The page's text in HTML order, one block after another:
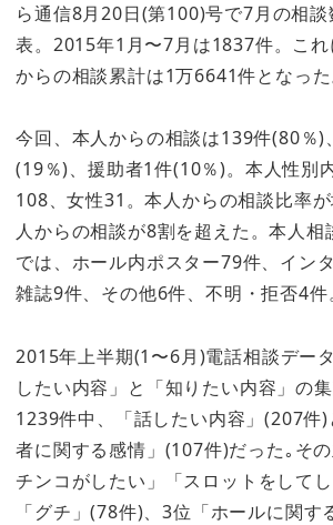
ら通信8月20日(第100)号で7月の相
表。2015年1月〜7月は1837件。こ
からの相談累計は1万6641件となった
今回、本人からの相談は139件(80％)
(19％)、援助者1件(10％)。本人性別
108、女性31。本人からの相談比率
人からの相談が8割を超えた。本人
では、ホール内ポスター79件、イン
雑誌9件、その他6件、不明・拒否4件
2015年上半期(1〜6月)電話相談デー
したい内容」と「知りたい内容」の
1239件中、「話したい内容」(207件
者に関する感情」(107件)だった｡そ
チンコがしたい」「スロットをして
「グチ」(78件)、3位「ホールに関す